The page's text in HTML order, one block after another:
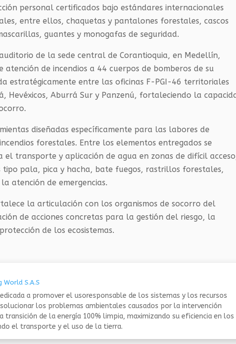
personal certificados bajo estándares internacionales
entre ellos, chaquetas y pantalones forestales, cascos
guantes y monogafas de seguridad.
de la sede central de Corantioquia, en Medellín,
de incendios a 44 cuerpos de bomberos de su
estratégicamente entre las oficinas F-PGI-46 territoriales
Hevéxicos, Aburrá Sur y Panzenú, fortaleciendo la
diseñadas específicamente para las labores de
forestales. Entre los elementos entregados se
transporte y aplicación de agua en zonas de difícil
tipo pala, pica y hacha, bate fuegos, rastrillos forestales,
atención de emergencias.
la articulación con los organismos de socorro del
de acciones concretas para la gestión del riesgo, la
de los ecosistemas.
World S.A.S
a promover el usoresponsable de los sistemas y los recursos
los problemas ambientales causados por la intervención
transición de la energía 100% limpia, maximizando su eficiencia en los
el transporte y el uso de la tierra.